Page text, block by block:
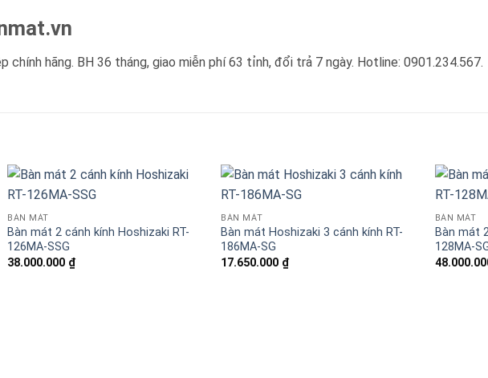
chính hãng. BH 36 tháng, giao miễn phí 63 tỉnh, đổi trả 7 ngày. Hotline: 0901.234.567.
BÀN MÁT
Bàn mát 2 cánh kính Hoshizaki RT-
126MA-SSG
38.000.000 ₫
BÀN MÁT
Bàn mát Hoshizaki 3 cánh kính RT-
186MA-SG
17.650.000 ₫
BÀN MÁT
Bàn mát
128MA-